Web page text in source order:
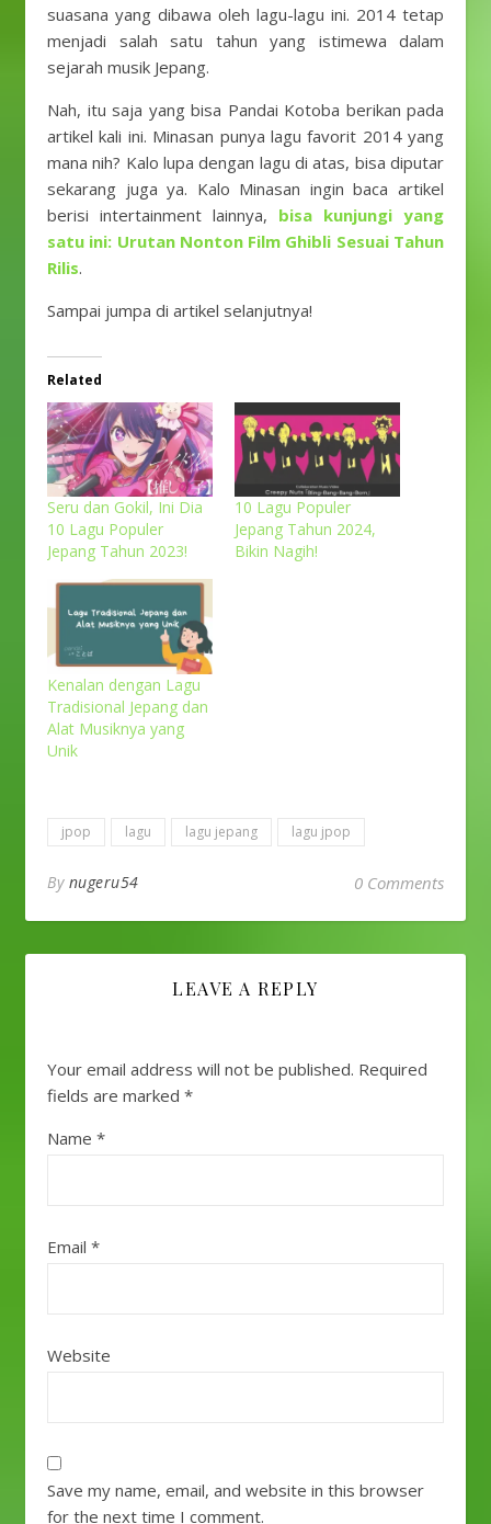
suasana yang dibawa oleh lagu-lagu ini. 2014 tetap
menjadi salah satu tahun yang istimewa dalam
sejarah musik Jepang.
Nah, itu saja yang bisa Pandai Kotoba berikan pada
artikel kali ini. Minasan punya lagu favorit 2014 yang
mana nih? Kalo lupa dengan lagu di atas, bisa diputar
sekarang juga ya. Kalo Minasan ingin baca artikel
berisi intertainment lainnya, bisa kunjungi yang
satu ini: Urutan Nonton Film Ghibli Sesuai Tahun
Rilis.
Sampai jumpa di artikel selanjutnya!
Related
Seru dan Gokil, Ini Dia
10 Lagu Populer
Jepang Tahun 2023!
10 Lagu Populer
Jepang Tahun 2024,
Bikin Nagih!
Kenalan dengan Lagu
Tradisional Jepang dan
Alat Musiknya yang
Unik
jpop lagu lagu jepang lagu jpop
By nugeru54 0 Comments
LEAVE A REPLY
Your email address will not be published. Required
fields are marked *
Name *
Email *
Website
Save my name, email, and website in this browser
for the next time I comment.